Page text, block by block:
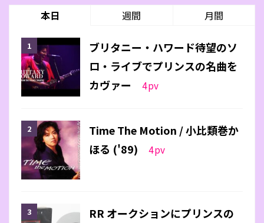
本日 週間 月間
ブリタニー・ハワード待望のソ
ロ・ライブでプリンスの名曲を
カヴァー
4pv
Time The Motion / 小比類巻か
ほる ('89)
4pv
RR オークションにプリンスの